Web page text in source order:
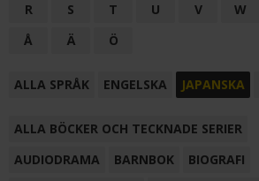
R
S T U V W
Å
Ä Ö
ALLA SPRÅK ENGELSKA JAPANSKA
ALLA BÖCKER OCH TECKNADE SERIER
AUDIODRAMA
BARNBOK
BIOGRAFI